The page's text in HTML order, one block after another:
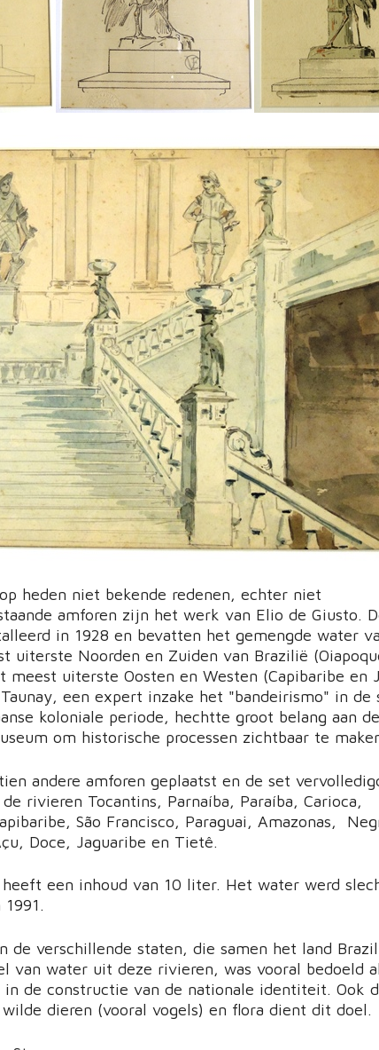
heden niet bekende redenen, echter niet
amforen zijn het werk van Elio de Giusto.
in 1928 en bevatten het gemengde water
uiterste Noorden en Zuiden van Brazilië
meest uiterste Oosten en Westen (Capibaribe en
een expert inzake het "bandeirismo" in de
koloniale periode, hechtte groot belang aan de
om historische processen zichtbaar te
andere amforen geplaatst en de set
rivieren Tocantins, Parnaíba, Paraíba, Carioca,
São Francisco, Paraguai, Amazonas,
Doce, Jaguaribe en Tietê.
een inhoud van 10 liter. Het water werd
de verschillende staten, die samen het land
van water uit deze rivieren, was vooral bedoeld
in de constructie van de nationale identiteit. Ook
dieren (vooral vogels) en flora dient dit doel.